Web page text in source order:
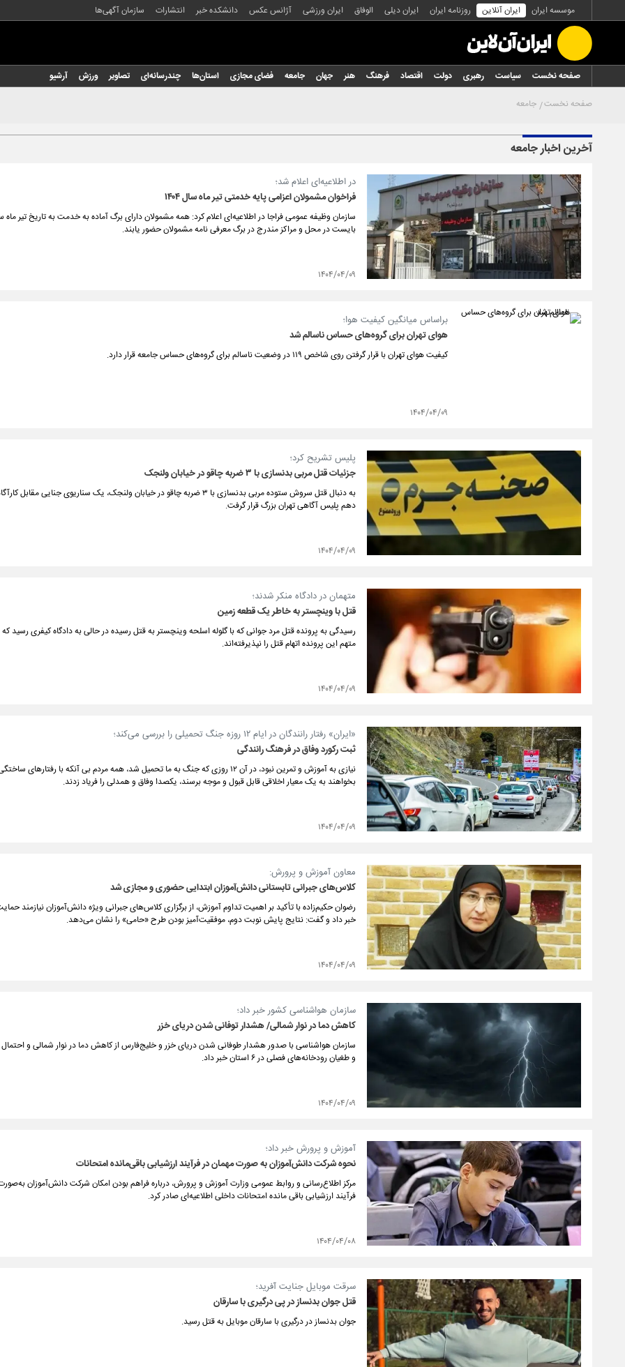
موسسه ایران ایران آنلاین روزنامه ایران ایران دیلی الوفاق ایران ورزشی آژانس عکس دانشکده خبر انتشارات سازمان آگهی‌ها
صفحه نخست سیاست رهبری دولت اقتصاد فرهنگ هنر جهان جامعه فضای مجازی استان‌ها چندرسانه‌ای تصاویر ورزش آرشیو
صفحه نخست جامعه
آخرین اخبار جامعه
در اطلاعیه‌ای اعلام شد؛
فراخوان مشمولان اعزامی پایه خدمتی تیر ماه سال ۱۴۰۴
بایست در محل و مراکز مندرج در برگ معرفی نامه مشمولان حضور یابند.
۱۴۰۴/۰۴/۰۹
براساس میانگین کیفیت هوا؛
هوای تهران برای گروه‌های حساس ناسالم شد
کیفیت هوای تهران با قرار گرفتن روی شاخص ۱۱۹ در وضعیت ناسالم برای گروه‌های حساس جامعه قرار دارد.
۱۴۰۴/۰۴/۰۹
پلیس تشریح کرد؛
جزئیات قتل مربی بدنسازی با ۳ ضربه چاقو در خیابان ولنجک
به دنبال قتل سروش ستوده مربی بدنسازی با ۳ ضربه چاقو در خیابان ولنجک، یک سناریوی جنایی مقابل
دهم پلیس آگاهی تهران بزرگ قرار گرفت.
۱۴۰۴/۰۴/۰۹
متهمان در دادگاه منکر شدند؛
قتل با وینچستر به خاطر یک قطعه زمین
متهم این پرونده اتهام قتل را نپذیرفته‌اند.
۱۴۰۴/۰۴/۰۹
«ایران» رفتار رانندگان در ایام ۱۲ روزه جنگ تحمیلی را بررسی می‌کند؛
ثبت رکورد وفاق در فرهنگ رانندگی
نیازی به آموزش و تمرین نبود، در آن ۱۲ روزی که جنگ به ما تحمیل شد، همه مردم بی آنکه با رفتارهای
بخواهند به یک معیار اخلاقی قابل قبول و موجه برسند، یکصدا وفاق و همدلی را فریاد زدند.
۱۴۰۴/۰۴/۰۹
معاون آموزش و پرورش:
کلاس‌های جبرانی تابستانی دانش‌آموزان ابتدایی حضوری و مجازی شد
رضوان حکیم‌زاده با تأکید بر اهمیت تداوم آموزش، از برگزاری کلاس‌های جبرانی ویژه دانش‌آموزان نیازمند
خبر داد و گفت: نتایج پایش نوبت دوم، موفقیت‌آمیز بودن طرح «حامی» را نشان می‌دهد.
۱۴۰۴/۰۴/۰۹
سازمان هواشناسی کشور خبر داد؛
کاهش دما در نوار شمالی/ هشدار توفانی شدن دریای خزر
سازمان هواشناسی با صدور هشدار طوفانی شدن دریای خزر و خلیج‌فارس از کاهش دما در نوار شمالی و
و طغیان رودخانه‌های فصلی در ۶ استان خبر داد.
۱۴۰۴/۰۴/۰۹
آموزش و پرورش خبر داد؛
نحوه شرکت دانش‌آموزان به صورت مهمان در فرآیند ارزشیابی باقی‌مانده امتحانات
مرکز اطلاع‌رسانی و روابط عمومی وزارت آموزش و پرورش، درباره فراهم بودن امکان شرکت دانش‌آموزان
فرآیند ارزشیابی باقی مانده امتحانات داخلی اطلاعیه‌ای صادر کرد.
۱۴۰۴/۰۴/۰۸
سرقت موبایل جنایت آفرید؛
قتل جوان بدنساز در پی درگیری با سارقان
جوان بدنساز در درگیری با سارقان موبایل به قتل رسید.